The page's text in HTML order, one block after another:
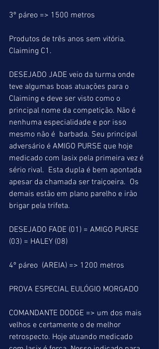
3º páreo => 1500 metros
Produtos de três anos sem vitória.
Claiming C1.
DESEJADO JADE veio da turma onde
teve algumas boas atuações para o
Claiming e deve ser visto como o
principal nome da competição. Não é
nenhuma especialidade e por isso
mesmo não é  barbada. Seu principal
adversário é AMIGO PURSE que hoje
medicado com lasix pela primeira vez é
sério rival.  Esta dupla é bem apontada
apesar da chamada ser traiçoeira.  Os
demais estão em plano parelho e irão
brigar pela trifeta.
DESEJADO FADE (01) = AMIGO PURSE
(03) = HALEY (08)
4º páreo  (AREIA) => 1200 metros
PROVA ESPECIAL EULÓGIO MORGADO
COMANDANTE DODGE => um dos mais
velhos e certamente o de melhor
retrospecto. Hoje atuando medicado